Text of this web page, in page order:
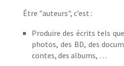
Être "auteurs", c’est :
Produire des écrits tels
photos, des BD, des
contes, des albums, …